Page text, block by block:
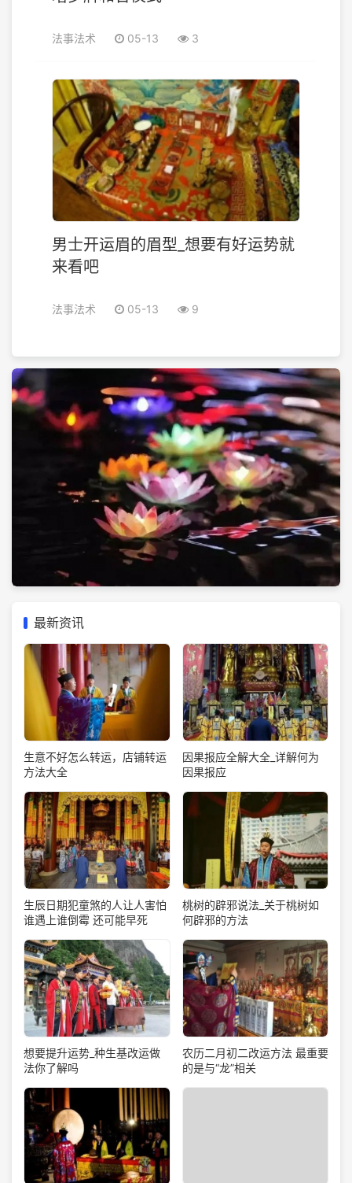
法事法术 05-13 3
男士开运眉的眉型_想要有好运势就
来看吧
法事法术 05-13 9
最新资讯
生意不好怎么转运，店铺转运
方法大全
因果报应全解大全_详解何为
因果报应
生辰日期犯童煞的人让人害怕
谁遇上谁倒霉 还可能早死
桃树的辟邪说法_关于桃树如
何辟邪的方法
想要提升运势_种生基改运做
法你了解吗
农历二月初二改运方法 最重要
的是与“龙”相关